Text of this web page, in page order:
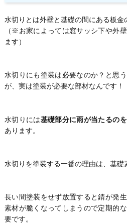
水切りとは外壁と基礎の間にある板金
（※お家によっては窓サッシ下や外
ます）
水切りにも塗装は必要なのか？と思
が、実は塗装が必要な部材なんです！
水切りには基礎部分に雨が当たるの
あります。
水切りを塗装する一番の理由は、基礎
長い間塗装をせず放置すると錆が発
素材が脆くなってしまうので定期的
要です。